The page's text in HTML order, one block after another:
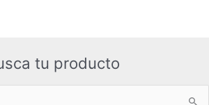
tu producto